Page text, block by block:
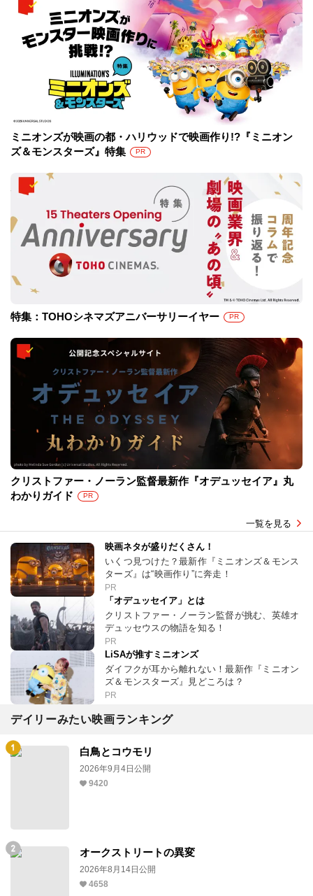
ミニオンズが映画の都・ハリウッドで映画作り!?『ミニオン
ズ＆モンスターズ』特集
PR
特集：TOHOシネマズアニバーサリーイヤー PR
クリストファー・ノーラン監督最新作『オデュッセイア』丸
わかりガイド
PR
一覧を見る
映画ネタが盛りだくさん！
いくつ見つけた？最新作『ミニオンズ＆モンス
ターズ』は“映画作り”に奔走！
PR
「オデュッセイア」とは
クリストファー・ノーラン監督が挑む、英雄オ
デュッセウスの物語を知る！
PR
LiSAが推すミニオンズ
ダイフクが耳から離れない！最新作『ミニオン
ズ＆モンスターズ』見どころは？
PR
デイリーみたい映画ランキング
白鳥とコウモリ
2026年9月4日公開
9420
オークストリートの異変
2026年8月14日公開
4658